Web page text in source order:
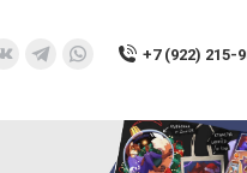
Вконтакте
Telegram
Whatsapp
opens
+7 (922) 215-